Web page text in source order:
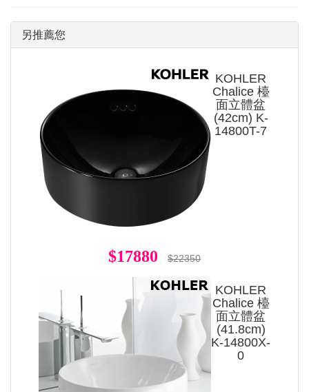
另推薦您
KOHLER
Chalice 檯
面立體盆
(42cm) K-
14800T-7
$17880 $22350
KOHLER
Chalice 檯
面立體盆
(41.8cm)
K-14800X-
0